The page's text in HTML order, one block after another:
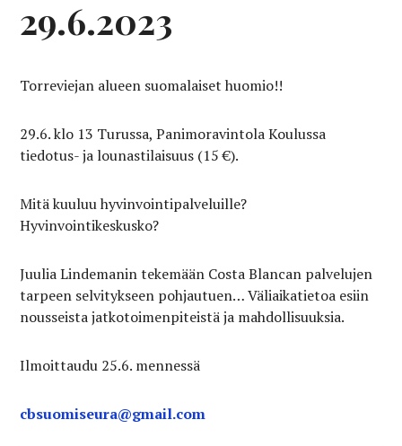
29.6.2023
Torreviejan alueen suomalaiset huomio!!
29.6. klo 13 Turussa, Panimoravintola Koulussa
tiedotus- ja lounastilaisuus (15 €).
Mitä kuuluu hyvinvointipalveluille?
Hyvinvointikeskusko?
Juulia Lindemanin tekemään Costa Blancan palvelujen
tarpeen selvitykseen pohjautuen… Väliaikatietoa esiin
nousseista jatkotoimenpiteistä ja mahdollisuuksia.
Ilmoittaudu 25.6. mennessä
cbsuomiseura@gmail.com